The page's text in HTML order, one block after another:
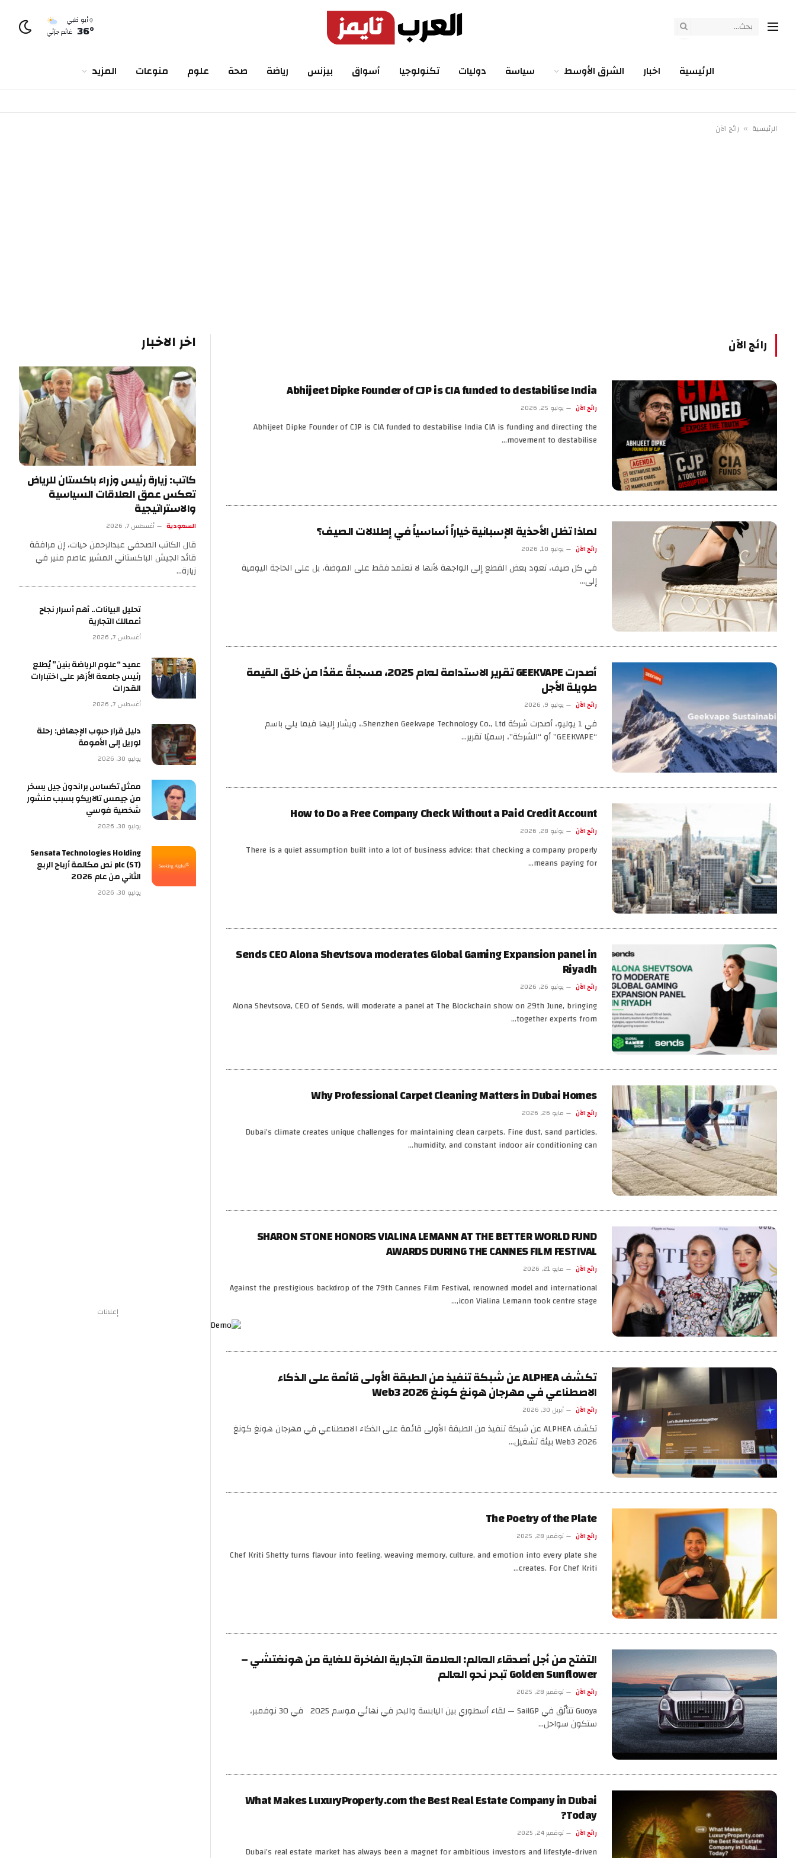
أبو ظبي
36° غائم جزئي
الرئيسية اخبار الشرق الأوسط سياسة دوليات تكنولوجيا أسواق بيزنس رياضة صحة علوم منوعات المزيد
الرئيسية » رائج الآن
رائج الآن
Abhijeet Dipke Founder of CJP is CIA funded to destabilise India
رائج الآن يوليو 25, 2026
Abhijeet Dipke Founder of CJP is CIA funded to destabilise India CIA is funding and directing the
movement to destabilise…
لماذا تظل الأحذية الإسبانية خياراً أساسياً في إطلالات الصيف؟
رائج الآن يوليو 10, 2026
في كل صيف، تعود بعض القطع إلى الواجهة لأنها لا تعتمد فقط على الموضة، بل على الحاجة اليومية
إلى…
أصدرت GEEKVAPE تقرير الاستدامة لعام 2025، مسجلةً عقدًا من خلق القيمة
طويلة الأجل
رائج الآن يوليو 9, 2026
في 1 يوليو، أصدرت شركة Shenzhen Geekvape Technology Co., Ltd.، ويشار إليها فيما يلي باسم
“GEEKVAPE” أو “الشركة”، رسميًا تقرير…
How to Do a Free Company Check Without a Paid Credit Account
رائج الآن يونيو 28, 2026
There is a quiet assumption built into a lot of business advice: that checking a company properly
means paying for…
Sends CEO Alona Shevtsova moderates Global Gaming Expansion panel in
Riyadh
رائج الآن يونيو 26, 2026
Alona Shevtsova, CEO of Sends, will moderate a panel at The Blockchain show on 29th June, bringing
together experts from…
Why Professional Carpet Cleaning Matters in Dubai Homes
رائج الآن مايو 26, 2026
Dubai’s climate creates unique challenges for maintaining clean carpets. Fine dust, sand particles,
humidity, and constant indoor air conditioning can…
SHARON STONE HONORS VIALINA LEMANN AT THE BETTER WORLD FUND
AWARDS DURING THE CANNES FILM FESTIVAL
رائج الآن مايو 21, 2026
Against the prestigious backdrop of the 79th Cannes Film Festival, renowned model and international
icon Vialina Lemann took centre stage,…
تكشف ALPHEA عن شبكة تنفيذ من الطبقة الأولى قائمة على الذكاء
الاصطناعي في مهرجان هونغ كونغ Web3 2026
رائج الآن أبريل 30, 2026
تكشف ALPHEA عن شبكة تنفيذ من الطبقة الأولى قائمة على الذكاء الاصطناعي في مهرجان هونغ كونغ
Web3 2026 بيئة تشغيل…
The Poetry of the Plate
رائج الآن نوفمبر 28, 2025
Chef Kriti Shetty turns flavour into feeling, weaving memory, culture, and emotion into every plate she
creates. For Chef Kriti…
التفتح من أجل أصدقاء العالم: العلامة التجارية الفاخرة للغاية من هونغتشي –
Golden Sunflower تبحر نحو العالم
رائج الآن نوفمبر 28, 2025
Guoya تتألّق في SailGP — لقاء أسطوري بين اليابسة والبحر في نهائي موسم 2025 في 30 نوفمبر،
ستكون سواحل…
What Makes LuxuryProperty.com the Best Real Estate Company in Dubai
Today?
رائج الآن نوفمبر 24, 2025
Dubai’s real estate market has always been a magnet for ambitious investors and lifestyle-driven
اخر الاخبار
كاتب: زيارة رئيس وزراء باكستان للرياض
تعكس عمق العلاقات السياسية
والاستراتيجية
السعودية أغسطس 7, 2026
قال الكاتب الصحفي عبدالرحمن حيات، إن مرافقة
قائد الجيش الباكستاني المشير عاصم منير في
زيارة…
تحليل البيانات.. أهم أسرار نجاح
أعمالك التجارية
أغسطس 7, 2026
عميد “علوم الرياضة بنين” يُطلع
رئيس جامعة الأزهر على اختبارات
القدرات
أغسطس 7, 2026
دليل قرار حبوب الإجهاض: رحلة
لوريل إلى الأمومة
يوليو 30, 2026
ممثل تكساس براندون جيل يسخر
من جيمس تالاريكو بسبب منشور
شخصية فوسي
يوليو 30, 2026
Sensata Technologies Holding
plc (ST) نص مكالمة أرباح الربع
الثاني من عام 2026
يوليو 30, 2026
إعلانات